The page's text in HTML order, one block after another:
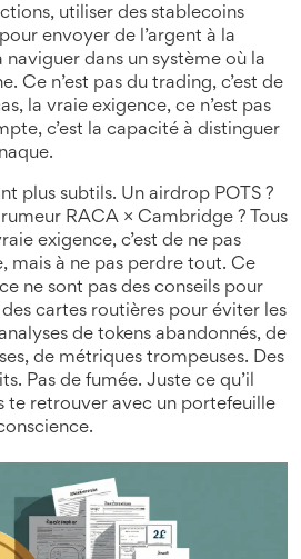
utiliser des stablecoins
envoyer de l’argent à la
dans un système où la
Ce n’est pas du trading, c’est de
la vraie exigence, ce n’est pas
c’est la capacité à distinguer
plus subtils. Un airdrop POTS ?
RACA × Cambridge ? Tous
exigence, c’est de ne pas
mais à ne pas perdre tout. Ce
ne sont pas des conseils pour
cartes routières pour éviter les
de tokens abandonnés, de
de métriques trompeuses. Des
Pas de fumée. Juste ce qu’il
te retrouver avec un portefeuille